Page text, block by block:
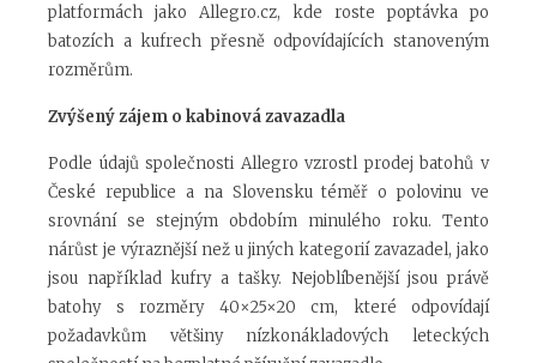
platformách jako Allegro.cz, kde roste poptávka po
batozích a kufrech přesně odpovídajících stanoveným
rozměrům.
Zvýšený zájem o kabinová zavazadla
Podle údajů společnosti Allegro vzrostl prodej batohů v
České republice a na Slovensku téměř o polovinu ve
srovnání se stejným obdobím minulého roku. Tento
nárůst je výraznější než u jiných kategorií zavazadel, jako
jsou například kufry a tašky. Nejoblíbenější jsou právě
batohy s rozměry 40×25×20 cm, které odpovídají
požadavkům většiny nízkonákladových leteckých